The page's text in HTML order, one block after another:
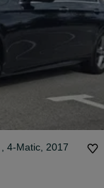
4-Matic, 2017